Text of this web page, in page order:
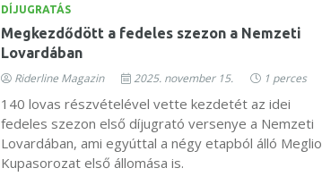
DÍJUGRATÁS
Megkezdődött a fedeles szezon a Nemzeti
Lovardában
Riderline Magazin 2025. november 15. 1 perces
140 lovas részvételével vette kezdetét az idei
fedeles szezon első díjugrató versenye a Nemzeti
Lovardában, ami egyúttal a négy etapból álló Meglio
Kupasorozat első állomása is.